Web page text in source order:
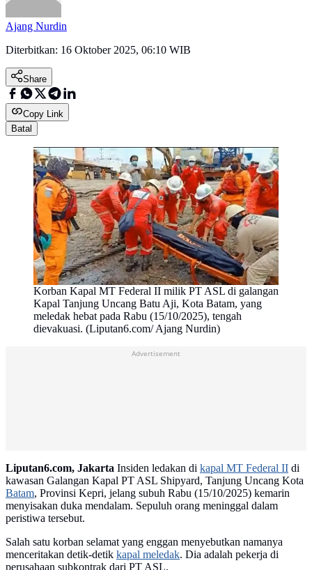
Ajang Nurdin
Diterbitkan: 16 Oktober 2025, 06:10 WIB
Share
Copy Link
Batal
Korban Kapal MT Federal II milik PT ASL di galangan
Kapal Tanjung Uncang Batu Aji, Kota Batam, yang
meledak hebat pada Rabu (15/10/2025), tengah
dievakuasi. (Liputan6.com/ Ajang Nurdin)
Advertisement
Liputan6.com, Jakarta Insiden ledakan di kapal MT Federal II di
kawasan Galangan Kapal PT ASL Shipyard, Tanjung Uncang Kota
Batam, Provinsi Kepri, jelang subuh Rabu (15/10/2025) kemarin
menyisakan duka mendalam. Sepuluh orang meninggal dalam
peristiwa tersebut.
Salah satu korban selamat yang enggan menyebutkan namanya
menceritakan detik-detik kapal meledak. Dia adalah pekerja di
perusahaan subkontrak dari PT ASL.